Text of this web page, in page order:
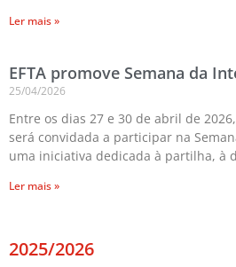
Ler mais »
EFTA promove Semana da
25/04/2026
Entre os dias 27 e 30 de abril de
será convidada a participar na
uma iniciativa dedicada à partilha, à
Ler mais »
2025/2026